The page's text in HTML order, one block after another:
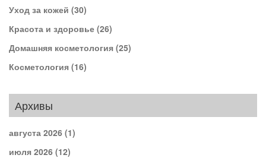
Уход за кожей (30)
Красота и здоровье (26)
Домашняя косметология (25)
Косметология (16)
Архивы
августа 2026 (1)
июля 2026 (12)